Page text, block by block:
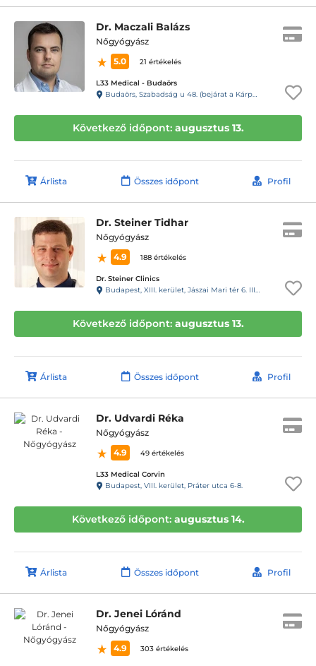
Dr. Maczali Balázs
Nőgyógyász
5.0
21 értékelés
L33 Medical - Budaörs
Budaörs, Szabadság u 48. (bejárat a Kárpát u. 1. felől)
Következő időpont: augusztus 13.
Árlista Összes időpont Profil
Dr. Steiner Tidhar
Nőgyógyász
4.9
188 értékelés
Dr. Steiner Clinics
Budapest, XIII. kerület, Jászai Mari tér 6. III. 16. 16-os kapucsengő.
Következő időpont: augusztus 13.
Árlista Összes időpont Profil
Dr. Udvardi Réka
Nőgyógyász
4.9
49 értékelés
L33 Medical Corvin
Budapest, VIII. kerület, Práter utca 6-8.
Következő időpont: augusztus 14.
Árlista Összes időpont Profil
Dr. Jenei Lóránd
Nőgyógyász
4.9
303 értékelés